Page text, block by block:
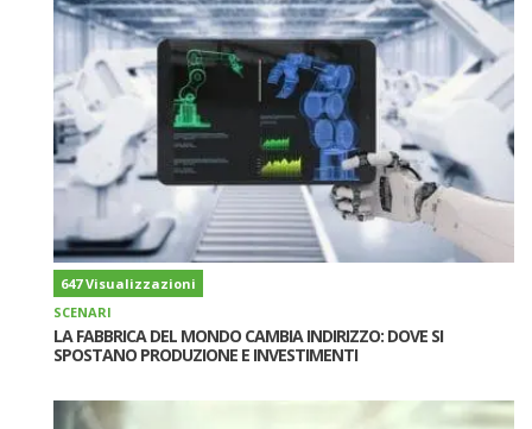
647 Visualizzazioni
SCENARI
LA FABBRICA DEL MONDO CAMBIA INDIRIZZO: DOVE SI
SPOSTANO PRODUZIONE E INVESTIMENTI